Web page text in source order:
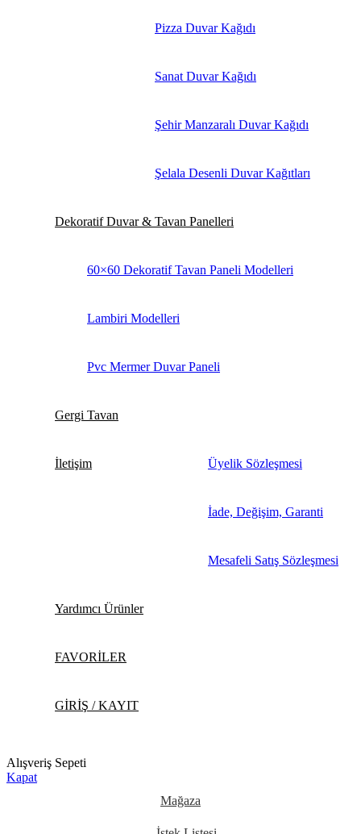
Pizza Duvar Kağıdı
Sanat Duvar Kağıdı
Şehir Manzaralı Duvar Kağıdı
Şelala Desenli Duvar Kağıtları
Dekoratif Duvar & Tavan Panelleri
60×60 Dekoratif Tavan Paneli Modelleri
Lambiri Modelleri
Pvc Mermer Duvar Paneli
Gergi Tavan
İletişim Üyelik Sözleşmesi
İade, Değişim, Garanti
Mesafeli Satış Sözleşmesi
Yardımcı Ürünler
FAVORİLER
GİRİŞ / KAYIT
Alışveriş Sepeti
Kapat
Mağaza